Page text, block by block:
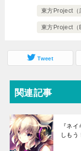
東方Project（
東方Project（
Tweet
関連記事
『ネ
しもう